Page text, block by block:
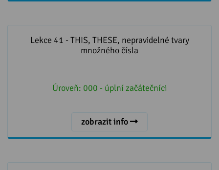
čísla
Lekce 41 - THIS, THESE, nepravidelné tvary
množného čísla
Úroveň: 000 - úplní začátečníci
zobrazit info